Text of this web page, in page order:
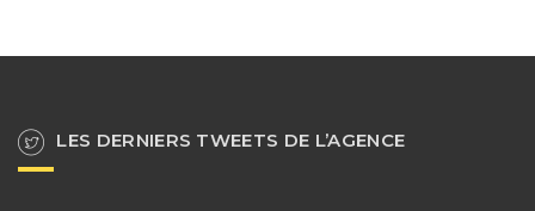
LES DERNIERS TWEETS DE L’AGENCE